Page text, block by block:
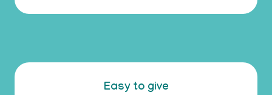
Easy to give